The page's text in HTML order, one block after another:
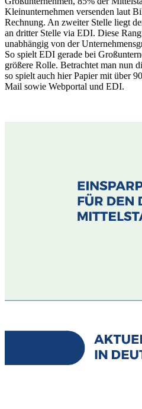
Kleinunternehmen versenden laut
Rechnung. An zweiter Stelle liegt
an dritter Stelle via EDI. Diese
unabhängig von der
So spielt EDI gerade bei
größere Rolle. Betrachtet man nun
so spielt auch hier Papier mit über
Mail sowie Webportal und EDI.